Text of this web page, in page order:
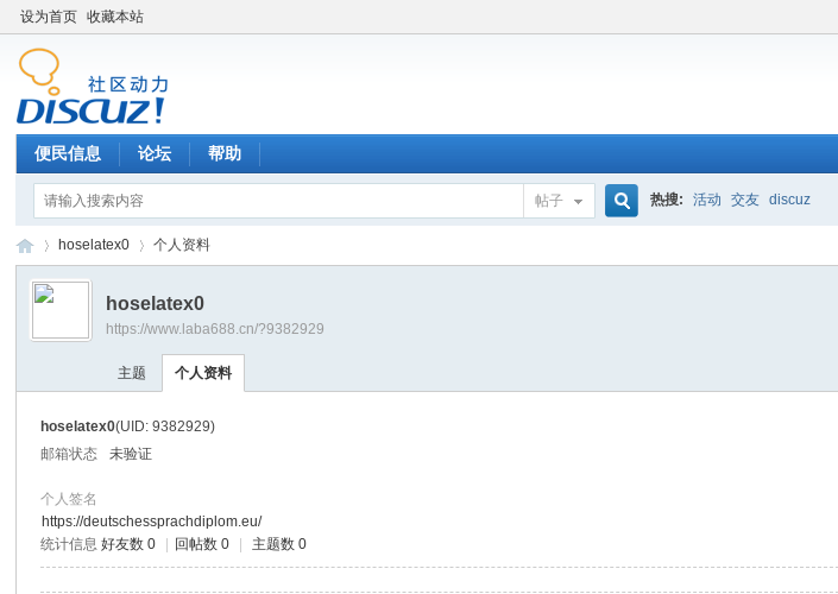
设为首页 收藏本站
便民信息 论坛 帮助
帖子 热搜: 活动 交友 discuz
›
hoselatex0 个人资料
hoselatex0
https://www.laba688.cn/?9382929
主题 个人资料
hoselatex0(UID: 9382929)
邮箱状态
未验证
个人签名
https://deutschessprachdiplom.eu/
统计信息 好友数 0 回帖数 0 主题数 0